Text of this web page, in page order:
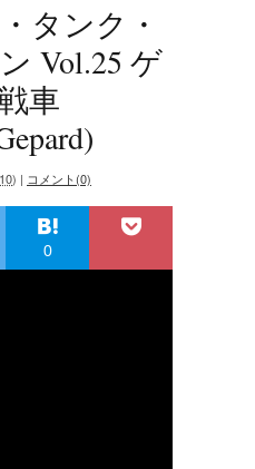
タンク・
Vol.25 ゲ
車
) | コメント(0)
0